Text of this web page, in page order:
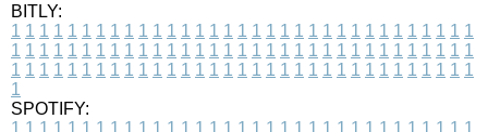
BITLY:
1 1 1 1 1 1 1 1 1 1 1 1 1 1 1 1 1 1 1 1 1 1 1 1 1 1 1 1 1 1 1 1 1
1 1 1 1 1 1 1 1 1 1 1 1 1 1 1 1 1 1 1 1 1 1 1 1 1 1 1 1 1 1 1 1 1
1 1 1 1 1 1 1 1 1 1 1 1 1 1 1 1 1 1 1 1 1 1 1 1 1 1 1 1 1 1 1 1 1
1
SPOTIFY:
1 1 1 1 1 1 1 1 1 1 1 1 1 1 1 1 1 1 1 1 1 1 1 1 1 1 1 1 1 1 1 1 1